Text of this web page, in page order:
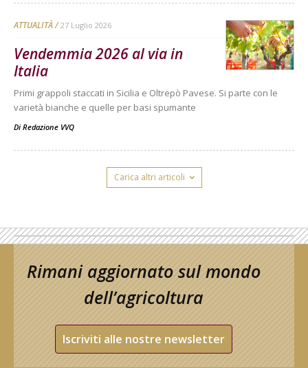
ATTUALITÀ 27 Luglio 2026
Vendemmia 2026 al via in
Italia
Primi grappoli staccati in Sicilia e Oltrepò Pavese. Si parte con le
varietà bianche e quelle per basi spumante
Di Redazione VVQ
Carica altri articoli
Rimani aggiornato sul mondo
dell’agricoltura
Iscriviti alle nostre newsletter